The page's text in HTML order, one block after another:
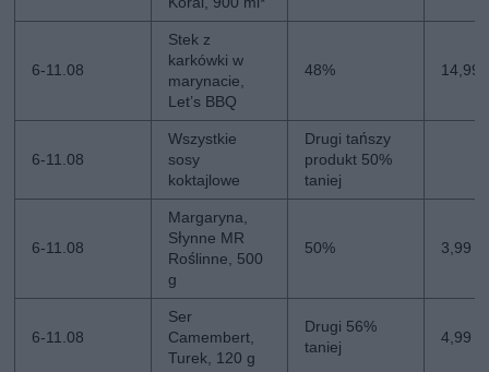
6-11.08
Stek z
karkówki w
marynacie,
Let’s BBQ
48% 14,99
6-11.08
Wszystkie
sosy
koktajlowe
Drugi tańszy
produkt 50%
taniej
6-11.08
Margaryna,
Słynne MR
Roślinne, 500
g
50% 3,99
6-11.08
Ser
Camembert,
Turek, 120 g
Drugi 56%
taniej
4,99